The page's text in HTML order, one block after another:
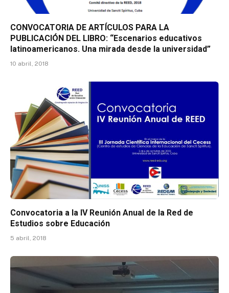
CONVOCATORIA DE ARTÍCULOS PARA LA
PUBLICACIÓN DEL LIBRO: “Escenarios educativos
latinoamericanos. Una mirada desde la universidad”
10 abril, 2018
Convocatoria a la IV Reunión Anual de la Red de
Estudios sobre Educación
5 abril, 2018